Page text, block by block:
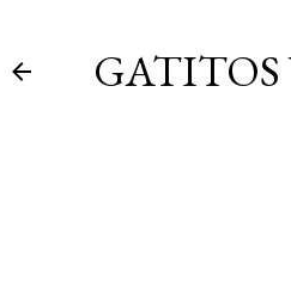
GATITOS